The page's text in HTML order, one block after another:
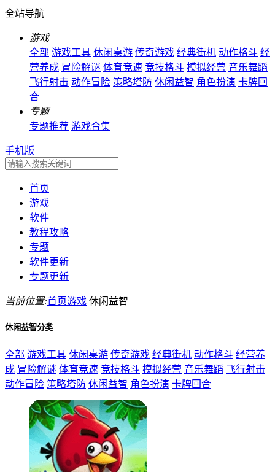
全站导航
游戏
全部 游戏工具 休闲桌游 传奇游戏 经典街机 动作格斗 经
营养成 冒险解谜 体育竞速 竞技格斗 模拟经营 音乐舞蹈
飞行射击 动作冒险 策略塔防 休闲益智 角色扮演 卡牌回
合
专题
专题推荐 游戏合集
手机版
首页
游戏
软件
教程攻略
专题
软件更新
专题更新
当前位置:首页游戏 休闲益智
休闲益智分类
全部 游戏工具 休闲桌游 传奇游戏 经典街机 动作格斗 经营养
成 冒险解谜 体育竞速 竞技格斗 模拟经营 音乐舞蹈 飞行射击
动作冒险 策略塔防 休闲益智 角色扮演 卡牌回合